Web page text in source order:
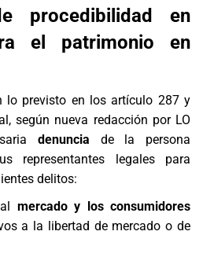
procedibilidad en
el patrimonio en
lo previsto en los artículo 287 y
según nueva redacción por LO
denuncia de la persona
representantes legales para
delitos:
mercado y los consumidores
a la libertad de mercado o de